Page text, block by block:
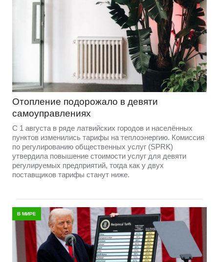
Отопление подорожало в девяти
самоуправлениях
С 1 августа в ряде латвийских городов и населённых
пунктов изменились тарифы на теплоэнергию. Комиссия
по регулированию общественных услуг (SPRK)
утвердила повышение стоимости услуг для девяти
регулируемых предприятий, тогда как у двух
поставщиков тарифы станут ниже.
В МИРЕ